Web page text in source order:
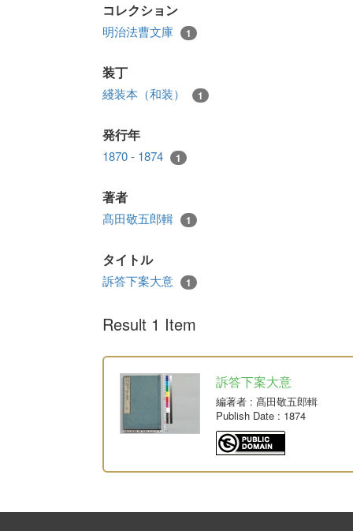
コレクション
明治法曹文庫 1
装丁
綫装本（和装） 1
発行年
1870 - 1874 1
著者
髙田敬五郎輯 1
タイトル
訴答下案大意 1
Result 1 Item
訴答下案大意
編著者 : 髙田敬五郎輯
Publish Date : 1874